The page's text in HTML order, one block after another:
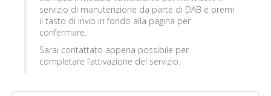
servizio di manutenzione da parte di DAB e premi
il tasto di invio in fondo alla pagina per
confermare.
Sarai contattato appena possibile per
completare l’attivazione del servizio.